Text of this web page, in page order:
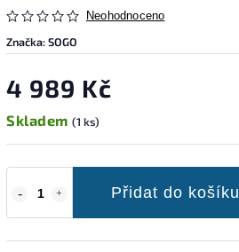
Neohodnoceno
Značka:SOGO
4 989 Kč
Skladem (1 ks)
Přidat do košíku